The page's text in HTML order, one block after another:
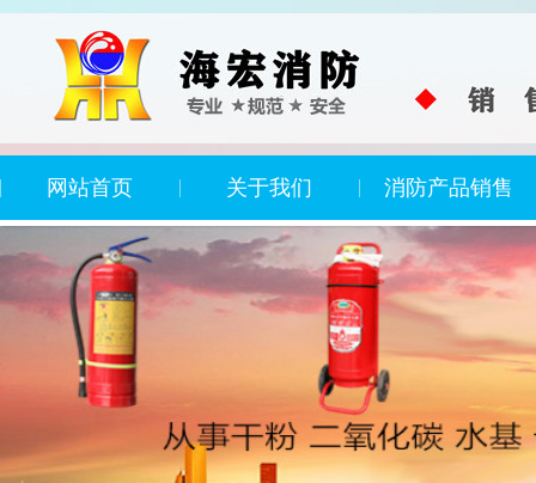
网站首页 关于我们 消防产品销售